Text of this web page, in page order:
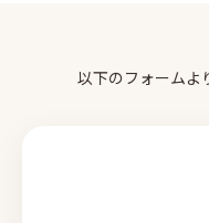
以下のフォームよ